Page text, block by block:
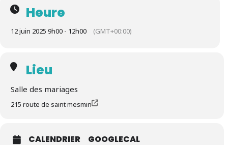
Heure
12 juin 2025 9h00 - 12h00 (GMT+00:00)
Lieu
Salle des mariages
215 route de saint mesmin
CALENDRIER GOOGLECAL